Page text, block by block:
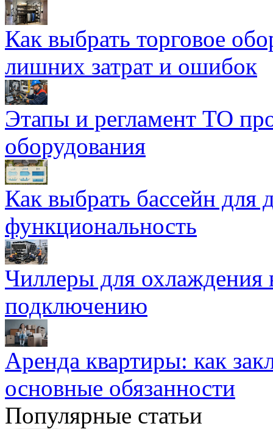
Как выбрать торговое
лишних затрат и ошибок
Этапы и регламент ТО
оборудования
Как выбрать бассейн для
функциональность
Чиллеры для охлаждения
подключению
Аренда квартиры: как
основные обязанности
Популярные статьи